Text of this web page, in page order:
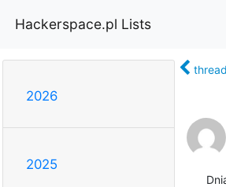
Hackerspace.pl Lists
2026
2025
thread